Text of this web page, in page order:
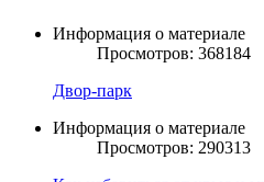
Информация о материале
Просмотров: 368184
Двор-парк
Информация о материале
Просмотров: 290313